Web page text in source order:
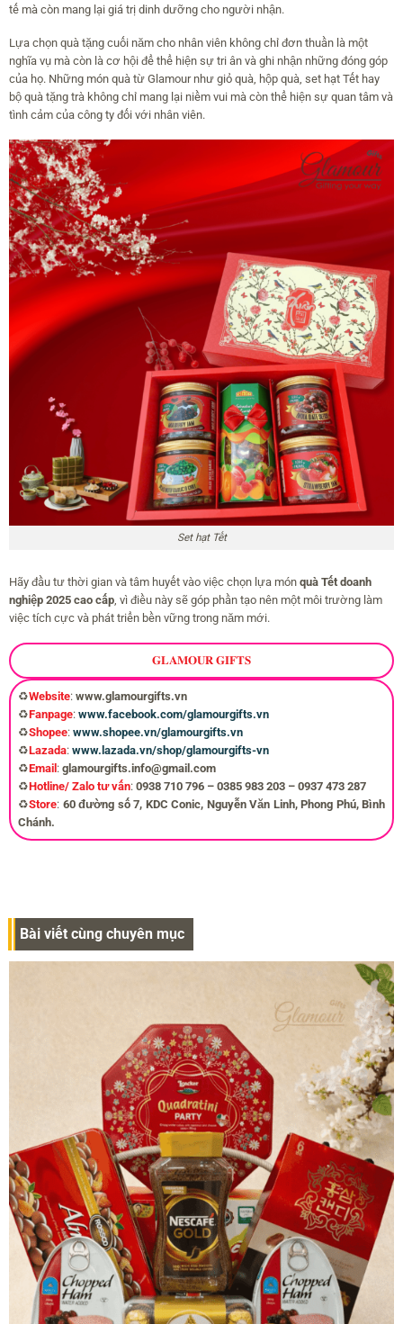
tế mà còn mang lại giá trị dinh dưỡng cho người nhận.
Lựa chọn quà tặng cuối năm cho nhân viên không chỉ đơn thuần là một
nghĩa vụ mà còn là cơ hội để thể hiện sự tri ân và ghi nhận những đóng góp
của họ. Những món quà từ Glamour như giỏ quà, hộp quà, set hạt Tết hay
bộ quà tặng trà không chỉ mang lại niềm vui mà còn thể hiện sự quan tâm và
tình cảm của công ty đối với nhân viên.
Set hạt Tết
Hãy đầu tư thời gian và tâm huyết vào việc chọn lựa món quà Tết doanh
nghiệp 2025 cao cấp, vì điều này sẽ góp phần tạo nên một môi trường làm
việc tích cực và phát triển bền vững trong năm mới.
𝐆𝐋𝐀𝐌𝐎𝐔𝐑 𝐆𝐈𝐅𝐓𝐒
♻️Website: www.glamourgifts.vn
♻️Fanpage: www.facebook.com/glamourgifts.vn
♻️Shopee: www.shopee.vn/glamourgifts.vn
♻️Lazada: www.lazada.vn/shop/glamourgifts-vn
♻️Email: glamourgifts.info@gmail.com
♻️Hotline/ Zalo tư vấn: 0938 710 796 – 0385 983 203 – 0937 473 287
♻️Store: 60 đường số 7, KDC Conic, Nguyễn Văn Linh, Phong Phú, Bình
Chánh.
Bài viết cùng chuyên mục